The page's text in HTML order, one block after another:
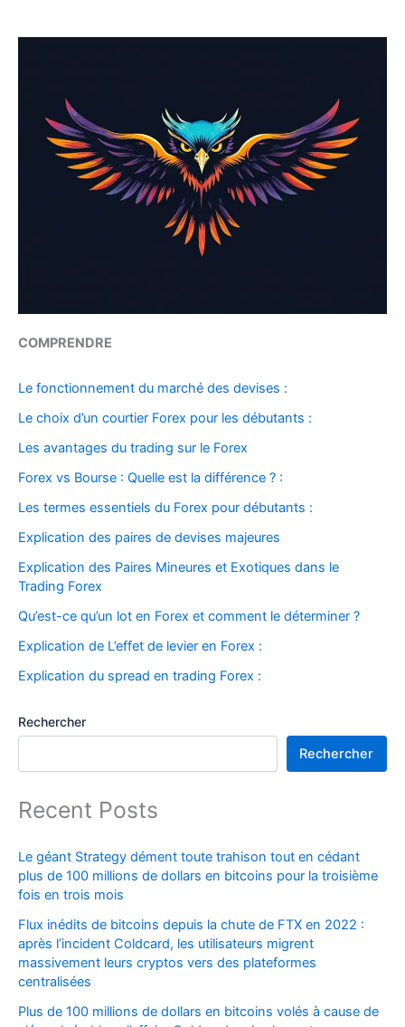
COMPRENDRE
Le fonctionnement du marché des devises :
Le choix d’un courtier Forex pour les débutants :
Les avantages du trading sur le Forex
Forex vs Bourse : Quelle est la différence ? :
Les termes essentiels du Forex pour débutants :
Explication des paires de devises majeures
Explication des Paires Mineures et Exotiques dans le
Trading Forex
Qu’est-ce qu’un lot en Forex et comment le déterminer ?
Explication de L’effet de levier en Forex :
Explication du spread en trading Forex :
Rechercher
Rechercher
Recent Posts
Le géant Strategy dément toute trahison tout en cédant
plus de 100 millions de dollars en bitcoins pour la troisième
fois en trois mois
Flux inédits de bitcoins depuis la chute de FTX en 2022 :
après l’incident Coldcard, les utilisateurs migrent
massivement leurs cryptos vers des plateformes
centralisées
Plus de 100 millions de dollars en bitcoins volés à cause de